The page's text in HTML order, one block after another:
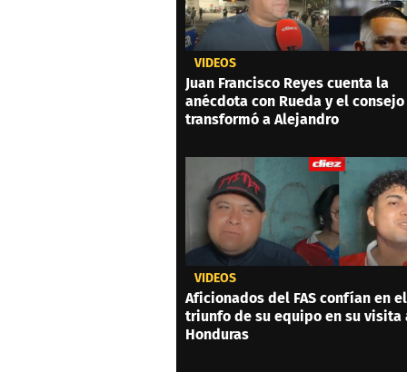
VIDEOS
Juan Francisco Reyes cuenta la
anécdota con Rueda y el
transformó a Alejandro
VIDEOS
Aficionados del FAS confían en el
triunfo de su equipo en su visita
Honduras